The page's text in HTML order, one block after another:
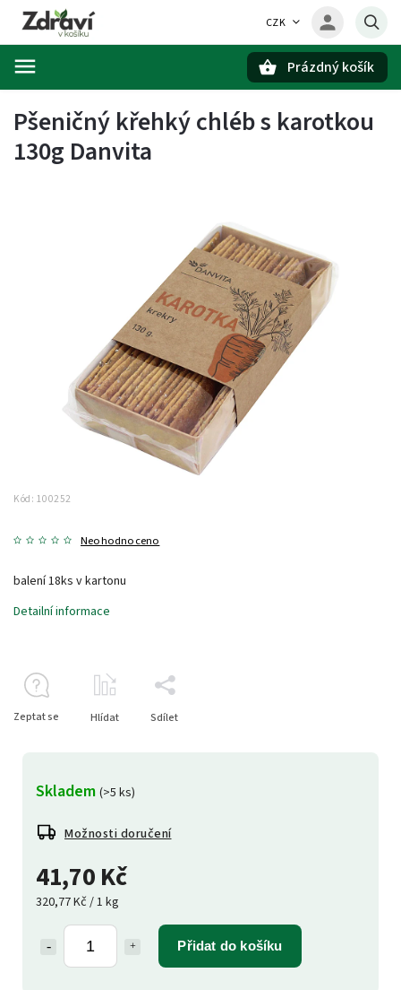
CZK
Prázdný košík
Pšeničný křehký chléb s karotkou
130g Danvita
Kód: 100252
Neohodnoceno
41,70 Kč
320,77 Kč / 1 kg
Přidat do košíku
Skladem (>5 ks)
Možnosti doručení
balení 18ks v kartonu
Detailní informace
Zeptat se Hlídat Sdílet